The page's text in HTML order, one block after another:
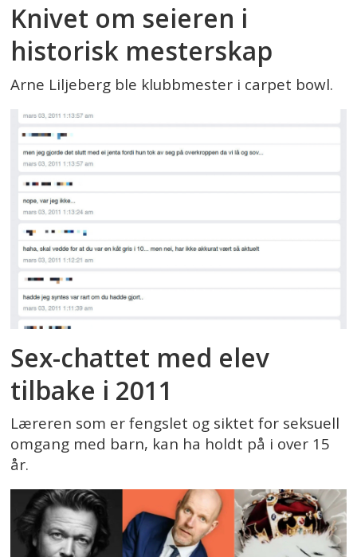
Knivet om seieren i
historisk mesterskap
Arne Liljeberg ble klubbmester i carpet bowl.
Sex-chattet med elev
tilbake i 2011
Læreren som er fengslet og siktet for seksuell
omgang med barn, kan ha holdt på i over 15
år.